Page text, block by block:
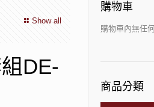
Show all
DE-
購物車
購物車內無任
商品分類